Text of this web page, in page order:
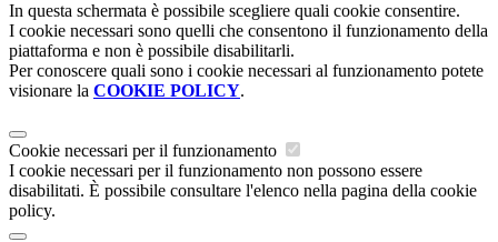
In questa schermata è possibile scegliere quali cookie consentire.
I cookie necessari sono quelli che consentono il funzionamento della
piattaforma e non è possibile disabilitarli.
Per conoscere quali sono i cookie necessari al funzionamento potete
visionare la COOKIE POLICY.
Cookie necessari per il funzionamento
I cookie necessari per il funzionamento non possono essere
disabilitati. È possibile consultare l'elenco nella pagina della cookie
policy.